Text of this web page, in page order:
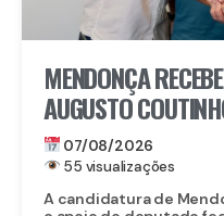
MENDONÇA
AUGUSTO
07/08/2026
55 visualizações
A candidatura de